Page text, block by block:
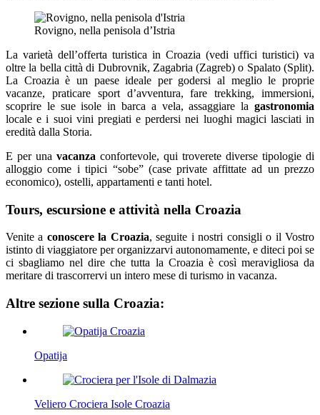
Rovigno, nella penisola d’Istria
La varietà dell’offerta turistica in Croazia (vedi uffici turistici) va
oltre la bella città di Dubrovnik, Zagabria (Zagreb) o Spalato (Split).
La Croazia è un paese ideale per godersi al meglio le proprie
vacanze, praticare sport d’avventura, fare trekking, immersioni,
scoprire le sue isole in barca a vela, assaggiare la gastronomia
locale e i suoi vini pregiati e perdersi nei luoghi magici lasciati in
eredità dalla Storia.
E per una vacanza confortevole, qui troverete diverse tipologie di
alloggio come i tipici “sobe” (case private affittate ad un prezzo
economico), ostelli, appartamenti e tanti hotel.
Tours, escursione e attività nella Croazia
Venite a conoscere la Croazia, seguite i nostri consigli o il Vostro
istinto di viaggiatore per organizzarvi autonomamente, e diteci poi se
ci sbagliamo nel dire che tutta la Croazia è così meravigliosa da
meritare di trascorrervi un intero mese di turismo in vacanza.
Altre sezione sulla Croazia:
Opatija
Veliero Crociera Isole Croazia